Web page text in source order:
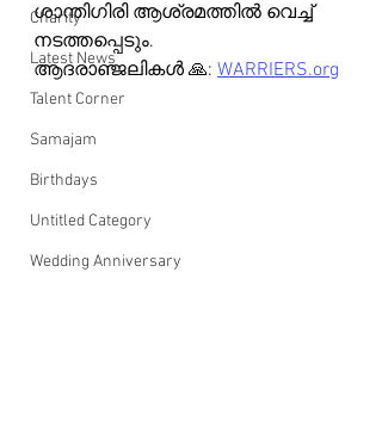
Charity
Latest News
Talent Corner
Samajam
Birthdays
Untitled Category
Wedding Anniversary
ശാന്തിഗിരി ആശ്രമത്തിൽ വെച്ച്
നടത്തപ്പെടും.
ആദരാഞ്ജലികൾ 🙏: WARRIERS.org